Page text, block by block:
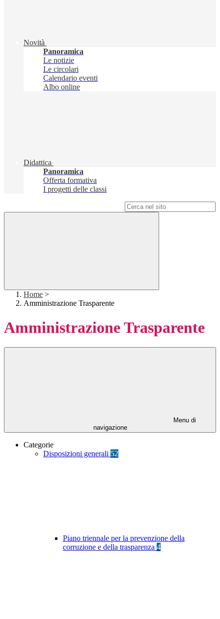
Novità
Panoramica
Le notizie
Le circolari
Calendario eventi
Albo online
Didattica
Panoramica
Offerta formativa
I progetti delle classi
Home >
Amministrazione Trasparente
Amministrazione Trasparente
Menu di
navigazione
Categorie
Disposizioni generali 52
Piano triennale per la prevenzione della
corruzione e della trasparenza 4